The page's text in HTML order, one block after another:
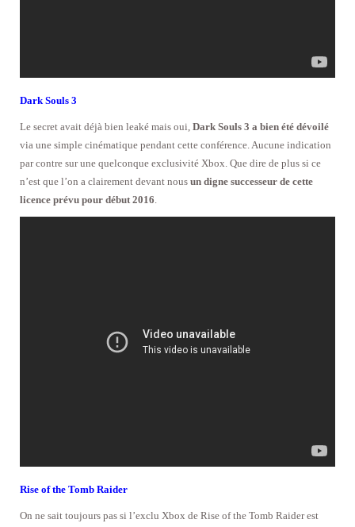
Dark Souls 3
Le secret avait déjà bien leaké mais oui, Dark Souls 3 a bien été dévoilé
via une simple cinématique pendant cette conférence. Aucune indication
par contre sur une quelconque exclusivité Xbox. Que dire de plus si ce
n’est que l’on a clairement devant nous un digne successeur de cette
licence prévu pour début 2016.
Rise of the Tomb Raider
On ne sait toujours pas si l’exclu Xbox de Rise of the Tomb Raider est